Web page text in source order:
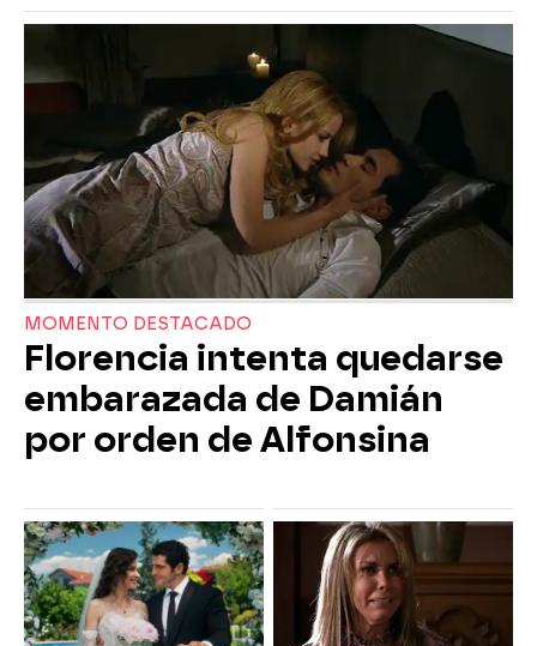
MOMENTO DESTACADO
Florencia intenta quedarse
embarazada de Damián
por orden de Alfonsina